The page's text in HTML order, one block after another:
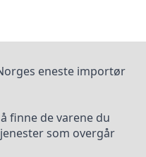
Norges eneste importør
finne de varene du
som overgår